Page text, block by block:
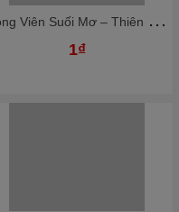
C
ông Viên Suối Mơ – Thiên Đường Giải Trí Xanh Giữa Thiên Nhiên
1₫